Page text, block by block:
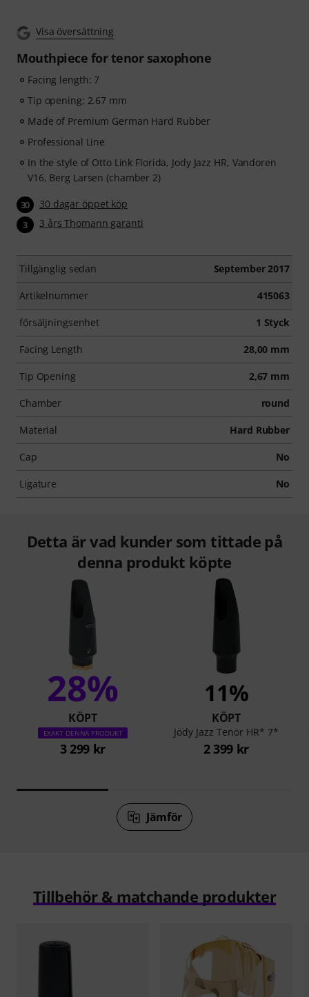
Visa översättning
Mouthpiece for tenor saxophone
Facing length: 7
Tip opening: 2.67 mm
Made of Premium German Hard Rubber
Professional Line
In the style of Otto Link Florida, Jody Jazz HR, Vandoren
V16, Berg Larsen (chamber 2)
30 30 dagar öppet köp
3 3 års Thomann garanti
Tillgänglig sedan September 2017
Artikelnummer 415063
försäljningsenhet 1 Styck
Facing Length 28,00 mm
Tip Opening 2,67 mm
Chamber round
Material Hard Rubber
Cap No
Ligature No
Detta är vad kunder som tittade på
denna produkt köpte
28%
KÖPT
EXAKT DENNA PRODUKT
3 299 kr
11%
KÖPT
Jody Jazz Tenor HR* 7*
2 399 kr
Jämför
Tillbehör & matchande produkter